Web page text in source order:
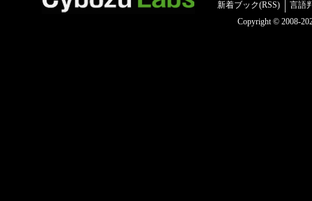
新着ブック(RSS)
言語
Copyright © 2008-